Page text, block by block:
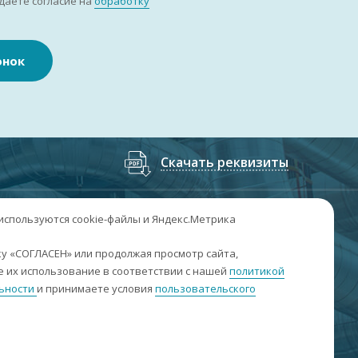
Скачать реквизиты
(3852) 50-60-74;+7 (3852) 50-60-73
Барнаул, пр. Ленина, 158А, Н1/204
вс: выходные
cookie-файлы и Яндекс.Метрика
«СОГЛАСЕН» или продолжая просмотр сайта,
использование в соответствии с нашей политикой
и принимаете условия пользовательского